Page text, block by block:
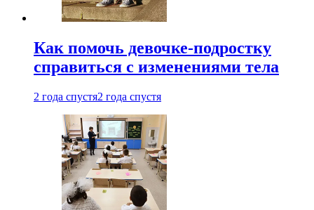
Как помочь девочке-подростку
справиться с изменениями тела
2 года спустя2 года спустя